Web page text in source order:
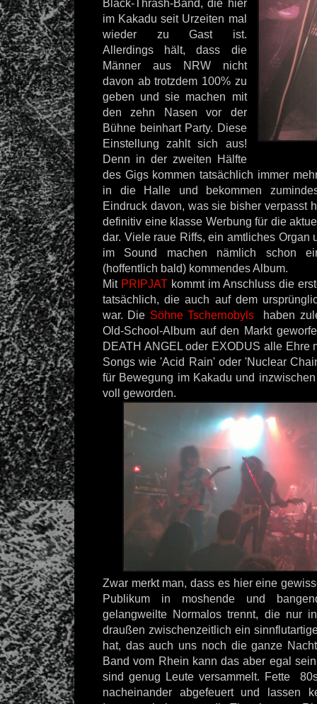
Black-Thrash-Band, die hier
im Kakadu seit Urzeiten mal
wieder zu Gast ist.
Allerdings hält, dass die
Männer aus NRW nicht
davon ab trotzdem 100% zu
geben und sie machen mit
den zehn Nasen vor der
Bühne beinhart Party. Diese
Einstellung zahlt sich aus!
Denn in der zweiten Hälfte
des Gigs kommen tatsächlich immer
in die Halle und bekommen
Eindruck davon, was sie bisher verpasst
definitiv eine klasse Werbung für die
dar. Viele raue Riffs, ein amtliches Organ
im Sound machen nämlich schon
(hoffentlich bald) kommendes Album.
Mit PRIPJAT kommt im Anschluss die
tatsächlich, die auch auf dem
war. Die Söhne Tschernobyls haben
Old-School-Album auf den Markt
DEATH ANGEL oder EXODUS alle Ehre
Songs wie 'Acid Rain' oder 'Nuclear
für Bewegung im Kakadu und
voll geworden.
Zwar merkt man, dass es hier eine
Publikum in moshende und
gelangweilte Normalos trennt, die nur
draußen zwischenzeitlich ein
hat, das auch uns noch die ganze
Band vom Rhein kann das aber egal
sind genug Leute versammelt. Fette
nacheinander abgefeuert und lassen